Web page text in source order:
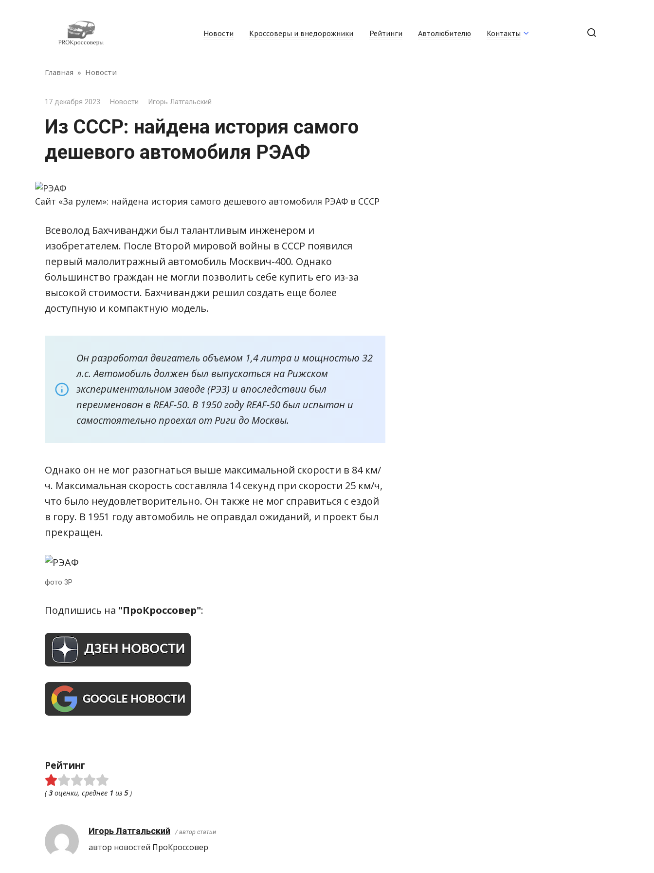
Новости Кроссоверы и внедорожники Рейтинги Автолюбителю Контакты
Главная » Новости
17 декабря 2023 Новости Игорь Латгальский
Из СССР: найдена история самого
дешевого автомобиля РЭАФ
Сайт «За рулем»: найдена история самого дешевого автомобиля РЭАФ в СССР
Всеволод Бахчиванджи был талантливым инженером и
изобретателем. После Второй мировой войны в СССР появился
первый малолитражный автомобиль Москвич-400. Однако
большинство граждан не могли позволить себе купить его из-за
высокой стоимости. Бахчиванджи решил создать еще более
доступную и компактную модель.
Он разработал двигатель объемом 1,4 литра и мощностью 32
л.с. Автомобиль должен был выпускаться на Рижском
экспериментальном заводе (РЭЗ) и впоследствии был
переименован в REAF-50. В 1950 году REAF-50 был испытан и
самостоятельно проехал от Риги до Москвы.
Однако он не мог разогнаться выше максимальной скорости в 84 км/
ч. Максимальная скорость составляла 14 секунд при скорости 25 км/ч,
что было неудовлетворительно. Он также не мог справиться с ездой
в гору. В 1951 году автомобиль не оправдал ожиданий, и проект был
прекращен.
фото 3Р
Подпишись на "ПроКроссовер":
Рейтинг
(3 оценки, среднее 1 из 5)
Игорь Латгальский / автор статьи
автор новостей ПроКроcсовер